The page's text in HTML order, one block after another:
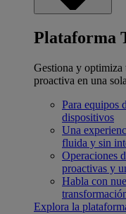
Plataforma
Gestiona y optimiza
proactiva en una
Para equipos
dispositivos
Una
fluida y sin
Operaciones
proactivas y
Habla con
Explora la